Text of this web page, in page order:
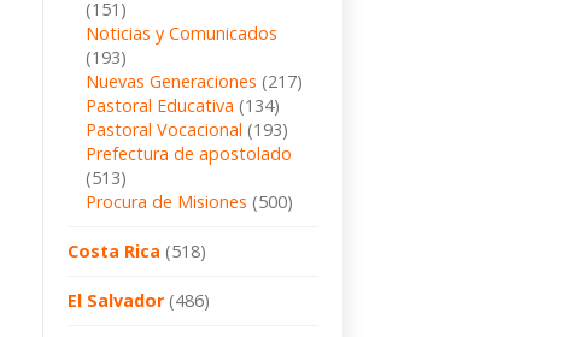
(151)
Noticias y Comunicados
(193)
Nuevas Generaciones (217)
Pastoral Educativa (134)
Pastoral Vocacional (193)
Prefectura de apostolado
(513)
Procura de Misiones (500)
Costa Rica (518)
El Salvador(486)